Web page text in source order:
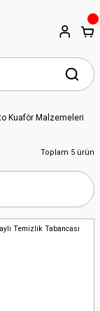
Kuaför Malzemeleri
Toplam 5 ürün